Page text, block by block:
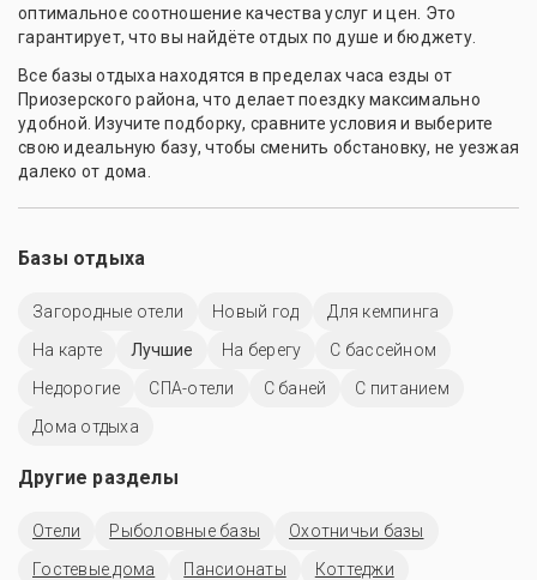
оптимальное соотношение качества услуг и цен. Это
гарантирует, что вы найдёте отдых по душе и бюджету.
Все базы отдыха находятся в пределах часа езды от
Приозерского района, что делает поездку максимально
удобной. Изучите подборку, сравните условия и выберите
свою идеальную базу, чтобы сменить обстановку, не уезжая
далеко от дома.
Базы отдыха
Загородные отели Новый год
Для кемпинга
На карте
Лучшие На берегу
С бассейном
Недорогие
СПА-отели С баней
С питанием
Дома отдыха
Другие разделы
Отели Рыболовные базы
Охотничьи базы
Гостевые дома
Пансионаты
Коттеджи